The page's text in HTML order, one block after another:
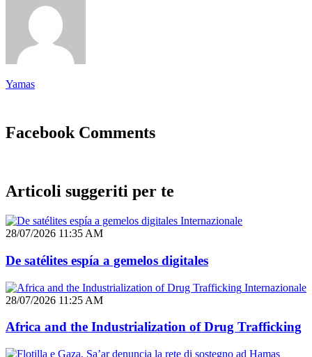
Yamas
Facebook Comments
Articoli suggeriti per te
Internazionale
28/07/2026 11:35 AM
De satélites espía a gemelos digitales
Internazionale
28/07/2026 11:25 AM
Africa and the Industrialization of Drug Trafficking